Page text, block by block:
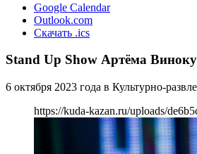
Google Calendar
Outlook.com
Скачать .ics
Stand Up Show Артёма
6 октября 2023 года в Культурно-
https://kuda-kazan.ru/uploads/